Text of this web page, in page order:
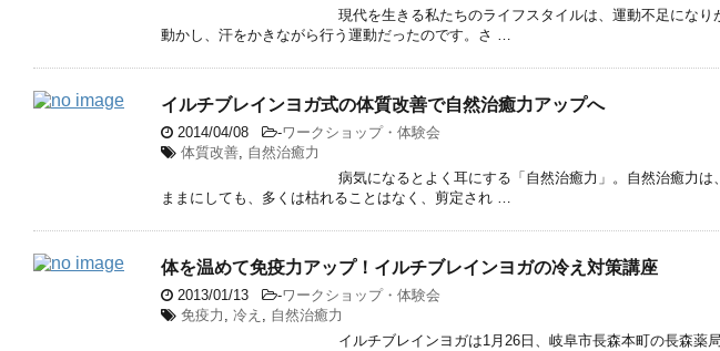
現代を生きる私たちのライフスタイルは、運動不足にな
動かし、汗をかきながら行う運動だったのです。さ …
イルチブレインヨガ式の体質改善で自然治癒力アップへ
2014/04/08 -ワークショップ・体験会
体質改善, 自然治癒力
病気になるとよく耳にする「自然治癒力」。自然治癒力
ままにしても、多くは枯れることはなく、剪定され …
体を温めて免疫力アップ！イルチブレインヨガの冷え対策講座
2013/01/13 -ワークショップ・体験会
免疫力 , 冷え , 自然治癒力
イルチブレインヨガは1月26日、岐阜市長森本町の長森